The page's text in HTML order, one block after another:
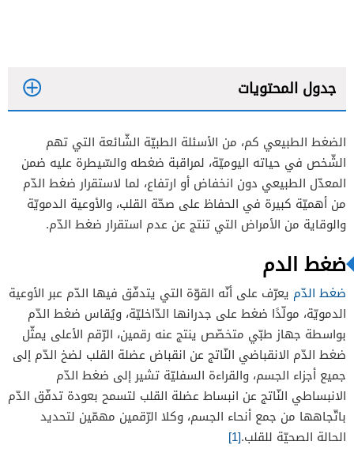
جدول المحتويات
الضغط الطبيعي كم، من الأسئلة الطبيّة الشّائعة التي تهم
الشّخص في حياته اليوميّة، لمراقبة ضغطه والسّيطرة عليه ضمن
المعدّل الطبيعي دون انخفاض أو ارتفاع، لما لاستقرار ضغط الدّم
من أهميّة كبيرة في الحفاظ على صحّة القلب، والأوعية الدمويّة
والوقاية من الأمراض التي تنتج عن عدم استقرار ضغط الدّم.
ضغط الدم
ضغط الدّم يعرّف على أنّه القوّة التي يتدفّق فيها الدّم عبر الأوعية
الدمويّة، مولّدًا ضغط على جدرانها الدّاخليّة، ويُقاس ضغط الدّم
بواسطة جهاز طبّي متخصّص ينتج عنه رقمين، الرّقم الأعلى يمثّل
ضغط الدّم الانقباضي النّاتج عن انقباض عضلة القلب لضخ الدّم إلى
جميع أجزاء الجسم، والقراءة السفليّة تشير إلى ضغط الدّم
الانبساطي النّاتج عن انبساط عضلة القلب لتسمح بعودة تدفّق الدّم
باتّجاهها من جمع أنحاء الجسم، وكلا الرّقمين مهمّين لتحديد
الحالة الصحيّة للقلب.[1]